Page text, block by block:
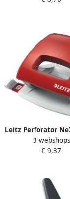
Leitz Perforator
2 gaats 16vel
3 webshops
€ 9,37